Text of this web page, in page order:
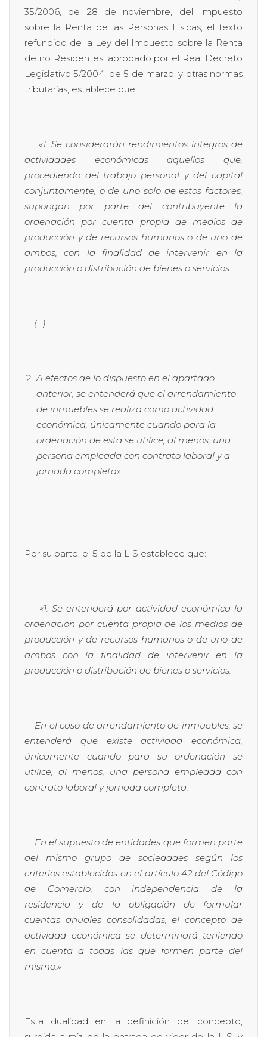
35/2006, de 28 de noviembre, del Impuesto
sobre la Renta de las Personas Físicas, el texto
refundido de la Ley del Impuesto sobre la Renta
de no Residentes, aprobado por el Real Decreto
Legislativo 5/2004, de 5 de marzo, y otras normas
tributarias, establece que:
«1. Se considerarán rendimientos íntegros de
actividades económicas aquellos que,
procediendo del trabajo personal y del capital
conjuntamente, o de uno solo de estos factores,
supongan por parte del contribuyente la
ordenación por cuenta propia de medios de
producción y de recursos humanos o de uno de
ambos, con la finalidad de intervenir en la
producción o distribución de bienes o servicios.
(…)
A efectos de lo dispuesto en el apartado
anterior, se entenderá que el arrendamiento
de inmuebles se realiza como actividad
económica, únicamente cuando para la
ordenación de esta se utilice, al menos, una
persona empleada con contrato laboral y a
jornada completa»
Por su parte, el 5 de la LIS establece que:
«1. Se entenderá por actividad económica la
ordenación por cuenta propia de los medios de
producción y de recursos humanos o de uno de
ambos con la finalidad de intervenir en la
producción o distribución de bienes o servicios.
En el caso de arrendamiento de inmuebles, se
entenderá que existe actividad económica,
únicamente cuando para su ordenación se
utilice, al menos, una persona empleada con
contrato laboral y jornada completa.
En el supuesto de entidades que formen parte
del mismo grupo de sociedades según los
criterios establecidos en el artículo 42 del Código
de Comercio, con independencia de la
residencia y de la obligación de formular
cuentas anuales consolidadas, el concepto de
actividad económica se determinará teniendo
en cuenta a todas las que formen parte del
mismo.»
Esta dualidad en la definición del concepto,